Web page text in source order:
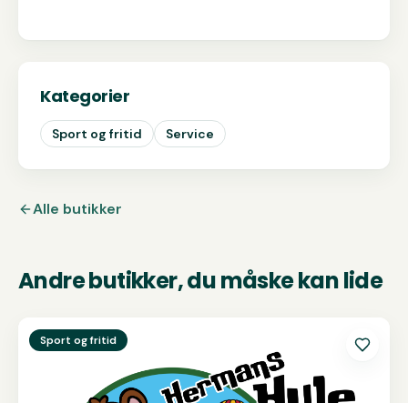
Kategorier
Sport og fritid Service
Alle butikker
Andre butikker, du måske kan lide
SeHermans Hule
Sport og fritid